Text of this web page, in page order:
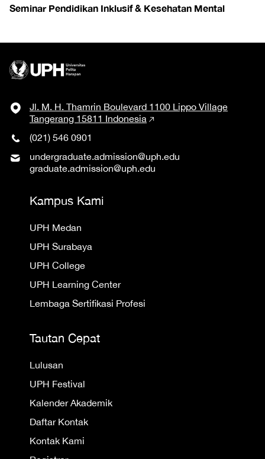
Seminar Pendidikan Inklusif & Kesehatan Mental
Jl. M. H. Thamrin Boulevard 1100 Lippo Village
Tangerang 15811 Indonesia
(021) 546 0901
undergraduate.admission@uph.edu
graduate.admission@uph.edu
Kampus Kami
UPH Medan
UPH Surabaya
UPH College
UPH Learning Center
Lembaga Sertifikasi Profesi
Tautan Cepat
Lulusan
UPH Festival
Kalender Akademik
Daftar Kontak
Kontak Kami